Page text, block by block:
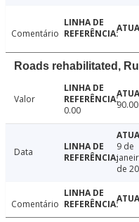
Comentário
Roads rehabilitated,
Valor
0.00
90.00
Data
9 de
de
Comentário